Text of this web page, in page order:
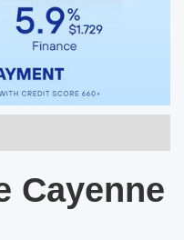
Cayenne